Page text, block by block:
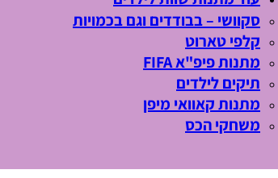
סקוושי – בבודדים וגם בכמויות
קלפי טארוט
מתנות פיפ"א FIFA
תיקים לילדים
מתנות קאוואי מיפן
משחקי הכס